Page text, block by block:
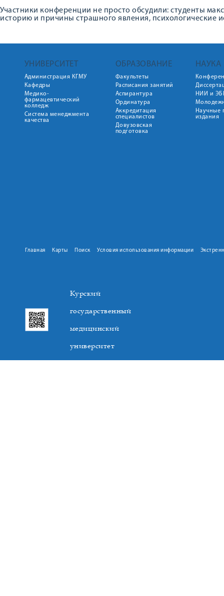
Участники конференции не просто обсудили: студенты
историю и причины страшного явления, психологические
УНИВЕРСИТЕТ
Администрация КГМУ
Кафедры
Медико-
фармацевтический
колледж
Система менеджмента
качества
ОБРАЗОВАНИЕ
Факультеты
Расписания занятий
Аспирантура
Ординатура
Аккредитация
специалистов
Довузовская
подготовка
НАУКА
НИИ и
Научные
издания
Главная Карты Поиск Условия использования информации
Курский
государственный
медицинский
университет